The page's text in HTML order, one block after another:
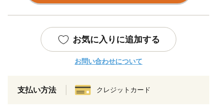
お気に入りに追加する
お問い合わせについて
支払い方法 クレジットカード